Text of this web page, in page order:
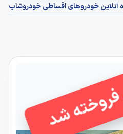
آنلاین خودروهای اقساطی خودروشاپ
شد